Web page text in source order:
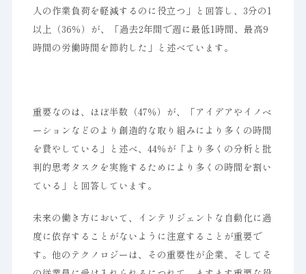
人の作業負荷を軽減するのに役立つ」と回答し、3分の1
以上（36％）が、「過去2年間で週に最低1時間、最高9
時間の労働時間を節約した」と述べています。
重要なのは、ほぼ半数（47％）が、「アイデアやイノベ
ーションなどのより創造的な取り組みにより多くの時間
を費やしている」と述べ、44％が「より多くの分析と批
判的思考タスクを実施するためにより多くの時間を割い
ている」と回答しています。
未来の働き方において、インテリジェントな自動化に過
度に依存することがないように注意することが重要で
す。他のテクノロジーは、その重要性が企業、そしてそ